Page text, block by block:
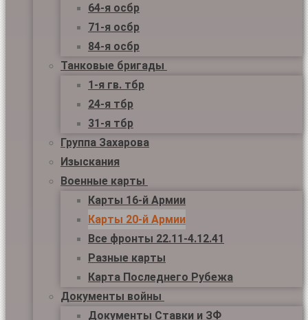
64-я осбр
71-я осбр
84-я осбр
Танковые бригады
1-я гв. тбр
24-я тбр
31-я тбр
Группа Захарова
Изыскания
Военные карты
Карты 16-й Армии
Карты 20-й Армии
Все фронты 22.11-4.12.41
Разные карты
Карта Последнего Рубежа
Документы войны
Документы Ставки и ЗФ